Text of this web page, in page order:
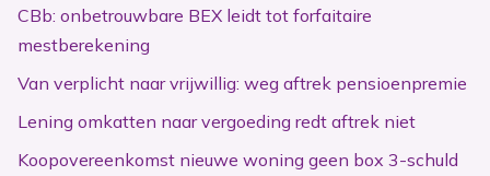
CBb: onbetrouwbare BEX leidt tot forfaitaire
mestberekening
Van verplicht naar vrijwillig: weg aftrek pensioenpremie
Lening omkatten naar vergoeding redt aftrek niet
Koopovereenkomst nieuwe woning geen box 3-schuld